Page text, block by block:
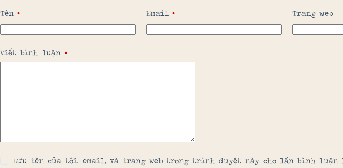
Tên * Email * Trang web
Viết bình luận *
Lưu tên của tôi, email, và trang web trong trình duyệt này cho lần bình luận